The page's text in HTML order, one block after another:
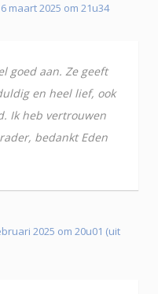
maart 2025 om 21u34
goed aan. Ze geeft
en heel lief, ook
Ik heb vertrouwen
bedankt Eden
2025 om 20u01 (uit